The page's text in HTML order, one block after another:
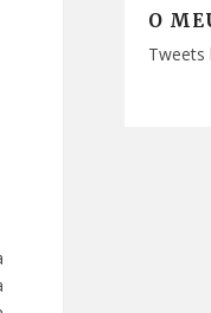
O
Tweets